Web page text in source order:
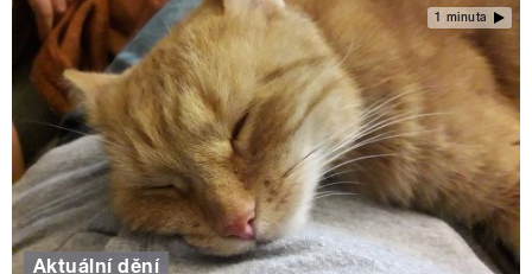
1 minuta
Aktuální dění